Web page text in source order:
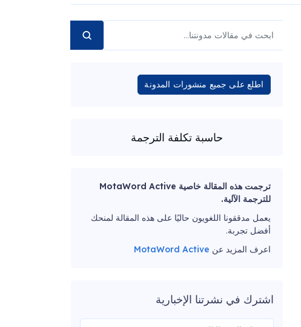
اطلع على جميع منشورات المدونة
حاسبة تكلفة الترجمة
ترجمت هذه المقالة خاصية MotaWord Active
للترجمة الآلية.
يعمل مدققونا اللغويون حاليًا على هذه المقالة لمنحك
أفضل تجربة.
اعرف المزيد عن MotaWord Active
اشترك في نشرتنا الإخبارية